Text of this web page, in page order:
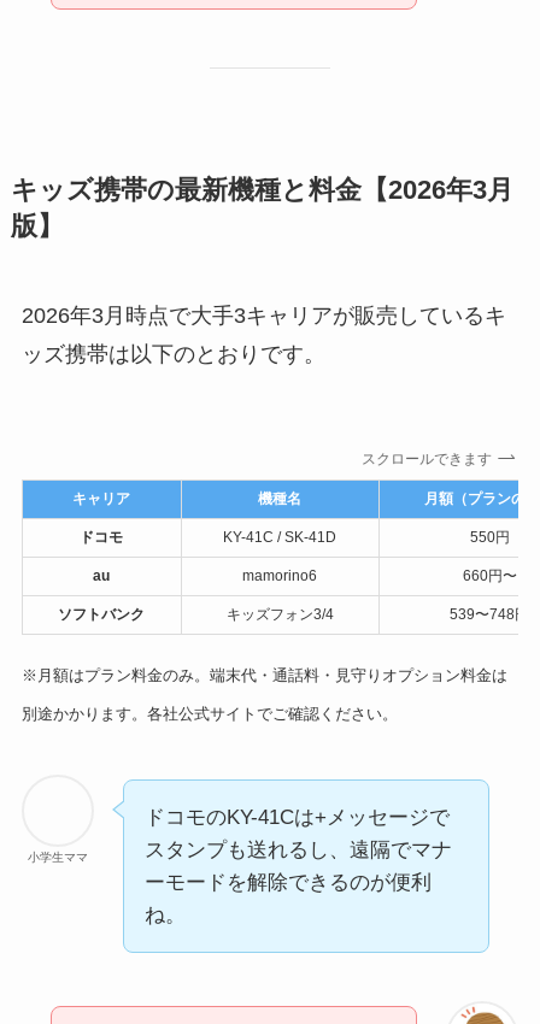
キッズ携帯の最新機種と料金【2026年3月
版】
2026年3月時点で大手3キャリアが販売しているキ
ッズ携帯は以下のとおりです。
スクロールできます
キャリア 機種名 月額（プランの
ドコモ KY-41C / SK-41D 550円
au mamorino6 660円〜
ソフトバンク キッズフォン3/4 539〜748円
※月額はプラン料金のみ。端末代・通話料・見守りオプション料金は
別途かかります。各社公式サイトでご確認ください。
小学生ママ
ドコモのKY-41Cは+メッセージで
スタンプも送れるし、遠隔でマナ
ーモードを解除できるのが便利
ね。